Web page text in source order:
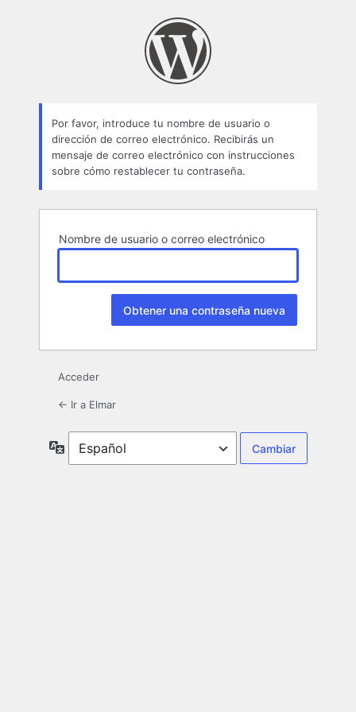
Por favor, introduce tu nombre de usuario o
dirección de correo electrónico. Recibirás un
mensaje de correo electrónico con instrucciones
sobre cómo restablecer tu contraseña.
Nombre de usuario o correo electrónico
Acceder
← Ir a Elmar
Idioma